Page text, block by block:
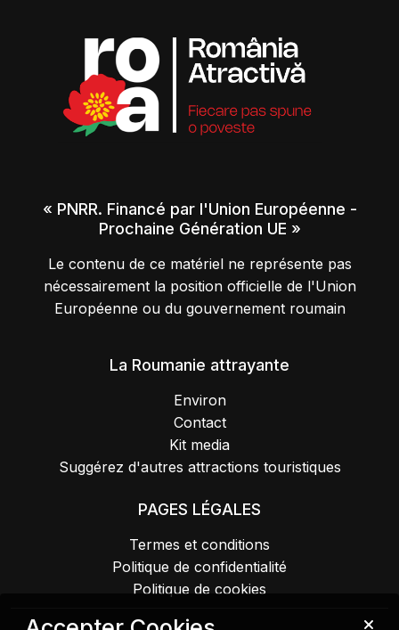
« PNRR. Financé par l'Union Européenne -
Prochaine Génération UE »
Le contenu de ce matériel ne représente pas
nécessairement la position officielle de l'Union
Européenne ou du gouvernement roumain
La Roumanie attrayante
Environ
Contact
Kit media
Suggérez d'autres attractions touristiques
PAGES LÉGALES
Termes et conditions
Politique de confidentialité
Politique de cookies